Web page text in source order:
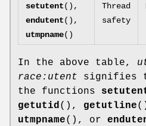
setutent(),
endutent(),
utmpname()
Thread
safety
In the above table,
race:utent signifies
the functions
getutid(), getutline
utmpname(), or